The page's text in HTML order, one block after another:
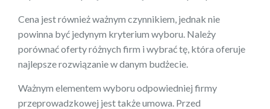
Cena jest również ważnym czynnikiem, jednak nie
powinna być jedynym kryterium wyboru. Należy
porównać oferty różnych firm i wybrać tę, która oferuje
najlepsze rozwiązanie w danym budżecie.
Ważnym elementem wyboru odpowiedniej firmy
przeprowadzkowej jest także umowa. Przed